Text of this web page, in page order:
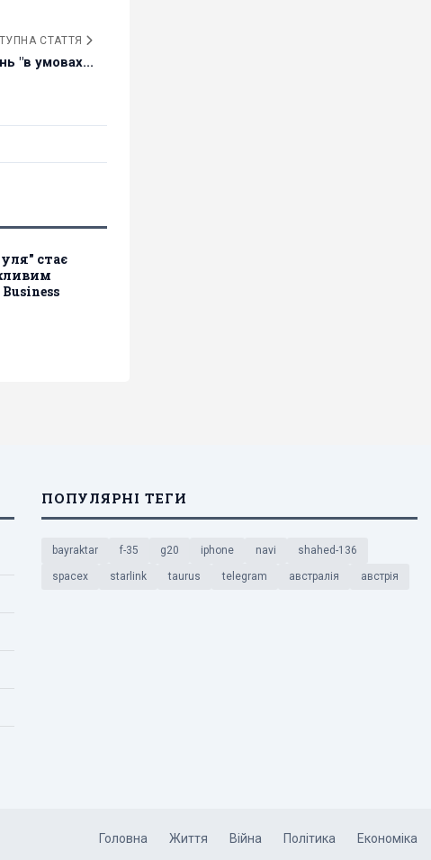
СТАТТЯ
"в умовах...
стає
ПОПУЛЯРНІ ТЕГИ
bayraktar f-35 g20 iphone navi shahed-136
spacex starlink taurus telegram австралія австрія
Головна Життя Війна Політика Економіка